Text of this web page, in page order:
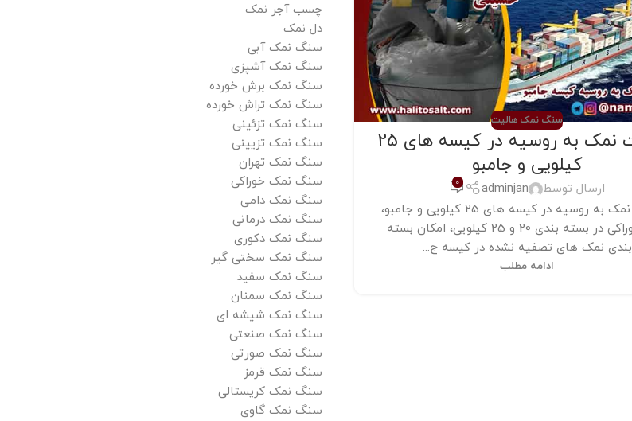
سنگ نمک هالیت
صادرات نمک به روسیه در کیسه های 25
کیلویی و جامبو
ارسال توسط adminjan
0
صادرات نمک به روسیه در کیسه های 25 کیلویی و جامبو،
نمک خوراکی در بسته بندی 20 و 25 کیلویی، امکان بسته
بندی نمک های تصفیه نشده در کیسه ج...
ادامه مطلب
خرید سنگ نمک از کارخانه نمک تهران
ارسال توسط
خرید سنگ نمک از کارخانه نمک تهران، کارخانه های نمک
گرمسار، خرید از معادن نمک در ایران، کارخانه تولید نمک
صنعتی، کارخانه تصفیه نمک، کارخ...
چسب آجر نمک
دل نمک
سنگ نمک آبی
سنگ نمک آشپزی
سنگ نمک برش خورده
سنگ نمک تراش خورده
سنگ نمک تزئینی
سنگ نمک تزیینی
سنگ نمک تهران
سنگ نمک خوراکی
سنگ نمک دامی
سنگ نمک درمانی
سنگ نمک دکوری
سنگ نمک سختی گیر
سنگ نمک سفید
سنگ نمک سمنان
سنگ نمک شیشه ای
سنگ نمک صنعتی
سنگ نمک صورتی
سنگ نمک قرمز
سنگ نمک کریستالی
سنگ نمک گاوی